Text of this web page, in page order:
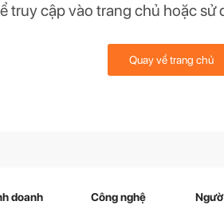
truy cập vào trang chủ hoặc sử
Quay về trang chủ
doanh Công nghệ